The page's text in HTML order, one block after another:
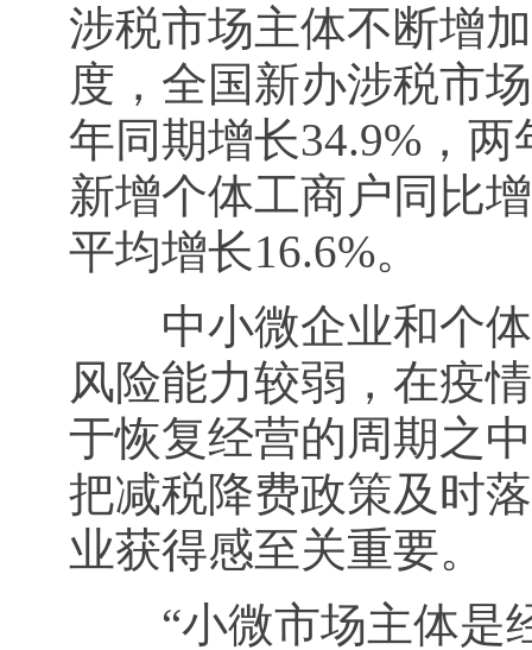
涉税市场主体不断增
度，全国新办涉税市
年同期增长34.9%，
新增个体工商户同比
平均增长16.6%。
中小微企业和个体
风险能力较弱，在疫
于恢复经营的周期之
把减税降费政策及时
业获得感至关重要。
“小微市场主体是经